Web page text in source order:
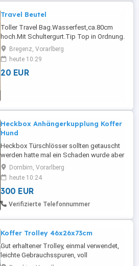
Travel Beutel
Toller Travel Bag.Wasserfest,ca.80cm
hoch.Mit Schultergurt.Tip Top in Ordnung.
Bregenz, Vorarlberg
heute 10:29
20 EUR
Heckbox Anhängerkupplung Koffer
Hund
Heckbox Türschlösser sollten getauscht
werden hatte mal ein Schaden wurde aber
repariert!
Dornbirn, Vorarlberg
heute 10:24
300 EUR
Verifizierte Telefonnummer
Koffer Trolley 46x26x73cm
Gut erhaltener Trolley, einmal verwendet,
leichte Gebrauchsspuren, voll
funktionstüchtig.